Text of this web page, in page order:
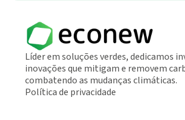
Líder em soluções verdes, dedicamos
inovações que mitigam e removem
combatendo as mudanças climáticas.
Política de privacidade